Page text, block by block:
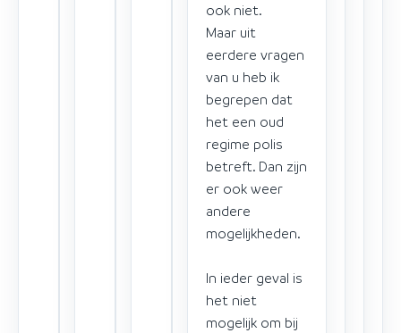
ook niet.
Maar uit
eerdere vragen
van u heb ik
begrepen dat
het een oud
regime polis
betreft. Dan zijn
er ook weer
andere
mogelijkheden.
In ieder geval is
het niet
mogelijk om bij